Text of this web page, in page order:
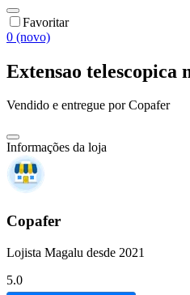
Favoritar
0 (novo)
Extensao telescopica
Vendido e entregue por Copafer
Informações da loja
Copafer
Lojista Magalu desde 2021
5.0